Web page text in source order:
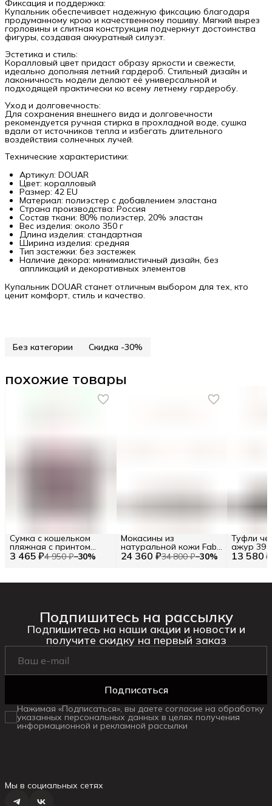
Фиксация и поддержка:
Купальник обеспечивает надежную фиксацию благодаря
продуманному крою и качественному пошиву. Мягкий вырез
горловины и слитная конструкция подчеркнут достоинства
фигуры, создавая аккуратный силуэт.
Эстетика и стиль:
Коралловый цвет придаст образу яркости и свежести,
идеально дополняя летний гардероб. Стильный дизайн и
лаконичность модели делают её универсальной и
подходящей практически ко всему летнему гардеробу.
Уход и долговечность:
Для сохранения внешнего вида и долговечности
рекомендуется ручная стирка в прохладной воде, сушка
вдали от источников тепла и избегать длительного
воздействия солнечных лучей.
Технические характеристики:
Артикул: DOUAR
Цвет: коралловый
Размер: 42 EU
Материал: полиэстер с добавлением эластана
Страна производства: Россия
Состав ткани: 80% полиэстер, 20% эластан
Вес изделия: около 350 г
Длина изделия: стандартная
Ширина изделия: средняя
Тип застежки: без застежек
Наличие декора: минималистичный дизайн, без
аппликаций и декоративных элементов
Купальник DOUAR станет отличным выбором для тех, кто
ценит комфорт, стиль и качество.
Без категории Скидка -30%
похожие товары
3 465 ₽4 950 ₽−30%
Сумка с кошельком
пляжная с принтом
цветные полосы (86102) 24 360 ₽34 800 ₽−30%
Мокасины из
натуральной кожи Fabi
RU 42.5 / EU 43 / 43 13 580 ₽
Туфли
ажур 39
Подпишитесь на рассылку
Подпишитесь на наши акции и новости и
получите скидку на первый заказ
Подписаться
Нажимая «Подписаться», вы даете согласие на обработку
указанных персональных данных в целях получения
информационной и рекламной рассылки
Мы в социальных сетях